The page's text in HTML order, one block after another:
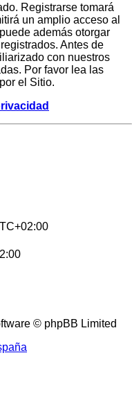
Registrarse tomará
un amplio acceso al
además otorgar
Antes de
con nuestros
Por favor lea las
el Sitio.
© phpBB Limited